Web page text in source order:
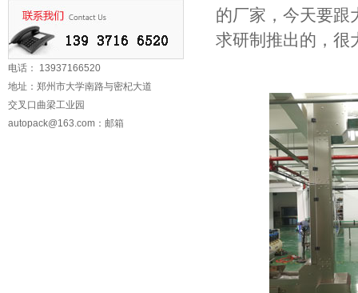
电话： 13937166520
地址：郑州市大学南路与密杞大道
交叉口曲梁工业园
autopack@163.com ：邮箱
的厂家，今天要跟
求研制推出的，很